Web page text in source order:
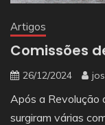
Artigos
Comissões
26/12/2024
Após a Revolução
surgiram várias